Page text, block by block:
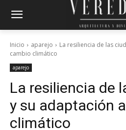
Inicio aparejo
La resiliencia de las
cambio climático
aparejo
La resiliencia de
y su adaptación
climático